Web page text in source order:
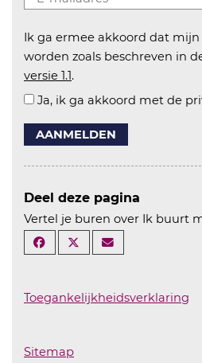
Ik ga ermee akkoord dat
worden zoals beschreven in
versie 1.1.
Ja, ik ga akkoord met de
AANMELDEN
Deel deze pagina
Vertel je buren over Ik buurt
Toegankelijkheidsverklaring
Sitemap